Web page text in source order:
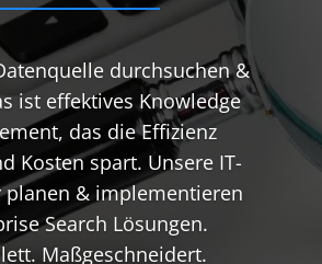
durchsuchen &
ist effektives Knowledge
das die Effizienz
Kosten spart. Unsere IT-
planen & implementieren
Search Lösungen.
Maßgeschneidert.